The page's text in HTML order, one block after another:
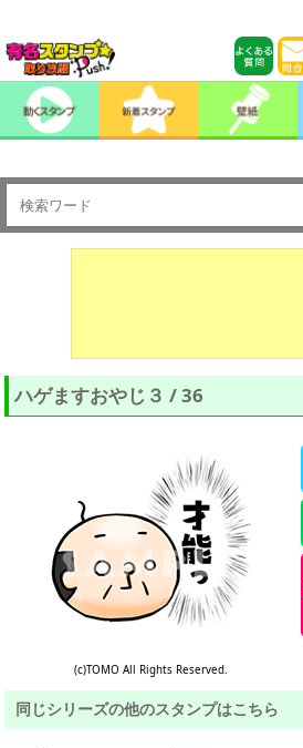
ハゲますおやじ３ / 36
(c)TOMO All Rights Reserved.
同じシリーズの他のスタンプはこちら